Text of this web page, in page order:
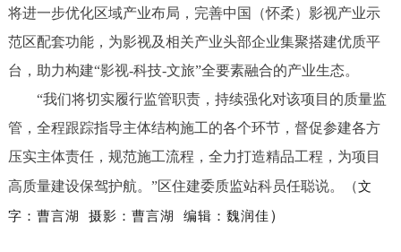
将进一步优化区域产业布局，完善中国（怀柔）影视产业示
范区配套功能，为影视及相关产业头部企业集聚搭建优质平
台，助力构建“影视-科技-文旅”全要素融合的产业生态。
“我们将切实履行监管职责，持续强化对该项目的质量监
管，全程跟踪指导主体结构施工的各个环节，督促参建各方
压实主体责任，规范施工流程，全力打造精品工程，为项目
高质量建设保驾护航。”区住建委质监站科员任聪说。（文
字：曹言湖 摄影： 曹言湖 编辑：魏润佳 ）